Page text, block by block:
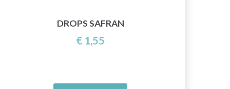
DROPS SAFRAN
€ 1,55